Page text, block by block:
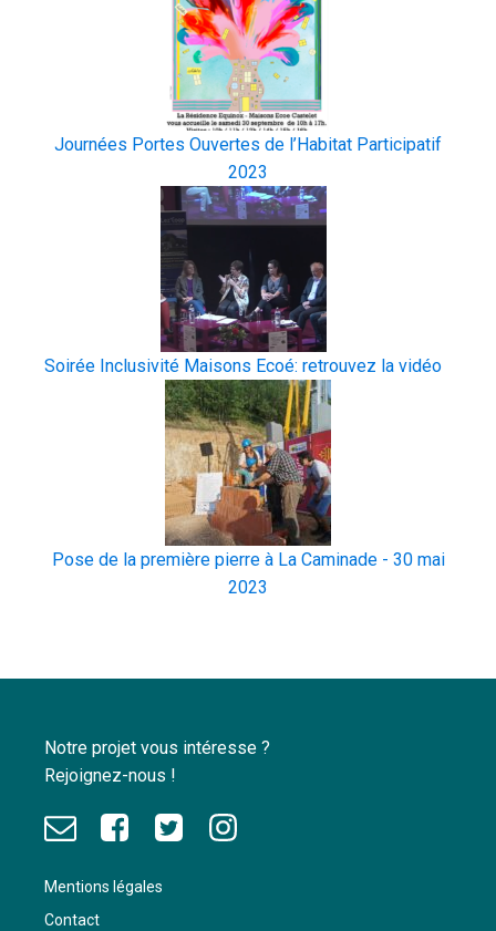
Journées Portes Ouvertes de l’Habitat Participatif
2023
Soirée Inclusivité Maisons Ecoé: retrouvez la vidéo
Pose de la première pierre à La Caminade - 30 mai
2023
Notre projet vous intéresse ?
Rejoignez-nous !
Mentions légales
Contact